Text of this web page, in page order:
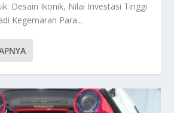
Desain Ikonik, Nilai Investasi Tinggi
Kegemaran Para...